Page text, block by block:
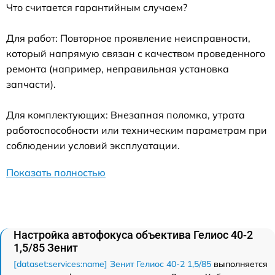
Что считается гарантийным случаем?
Для работ: Повторное проявление неисправности,
который напрямую связан с качеством проведенного
ремонта (например, неправильная установка
запчасти).
Для комплектующих: Внезапная поломка, утрата
работоспособности или техническим параметрам при
соблюдении условий эксплуатации.
Показать полностью
Настройка автофокуса объектива Гелиос 40-2
1,5/85 Зенит
[dataset:services:name] Зенит Гелиос 40-2 1,5/85 выполняется